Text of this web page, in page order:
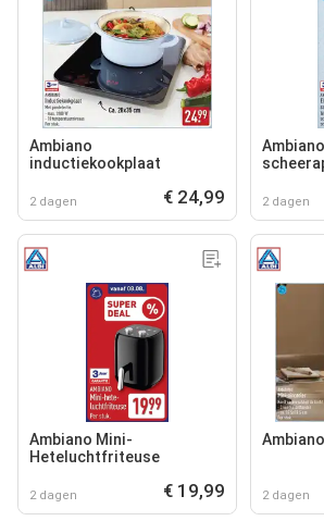
Ambiano
inductiekookplaat
2 dagen € 24,99 2 dagen
Ambiano Mini-
Heteluchtfriteuse
2 dagen € 19,99 2 dagen